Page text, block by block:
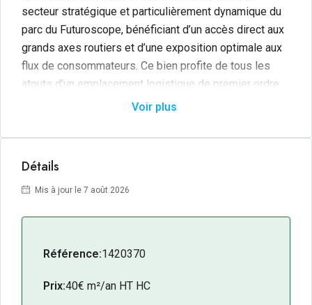
secteur stratégique et particulièrement dynamique du
parc du Futuroscope, bénéficiant d’un accès direct aux
grands axes routiers et d’une exposition optimale aux
flux de consommateurs. Ce bien profite de tous les
atouts d’un emplacement logistique de premier ordre,
alliant connectivité exceptionnelle, superficie
entreprises en développement ou en expansion.
D’une superficie de
quai de chargement, facilitant les opérations de
conditions optimales de fluidité et d’efficacité. Son
Portes du Futur, à proximité immédiate des grands
économique majeur de la région, en fait un actif
Voir plus
Détails
Mis à jour le 7 août 2026
Référence:1420370
Prix:40€ m²/an HT HC